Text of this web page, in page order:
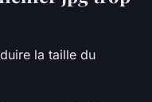
la taille du